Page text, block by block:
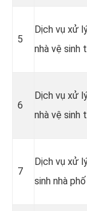
5
Dịch vụ xử
nhà vệ sinh
6
Dịch vụ xử
nhà vệ sinh
7
Dịch vụ xử
sinh nhà